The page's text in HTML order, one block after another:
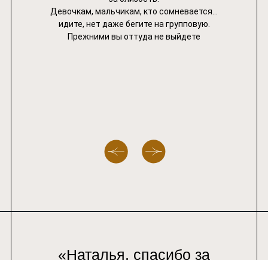
Девочкам, мальчикам, кто сомневается…
идите, нет даже бегите на групповую.
Прежними вы оттуда не выйдете
«Наталья, спасибо за